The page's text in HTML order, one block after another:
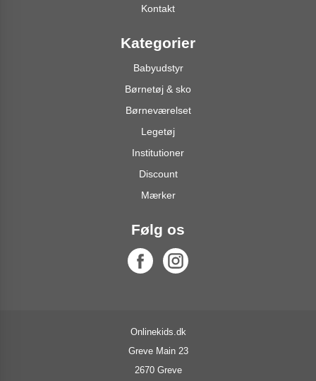
Kontakt
Kategorier
Babyudstyr
Børnetøj & sko
Børneværelset
Legetøj
Institutioner
Discount
Mærker
Følg os
Onlinekids.dk
Greve Main 23
2670 Greve